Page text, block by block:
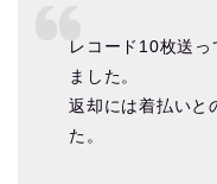
レコード10枚送っ
ました。
返却には着払いと
た。